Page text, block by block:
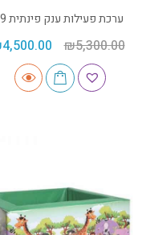
ערכת פעילות ענק פינתית 2079
₪5,300.00
4,500.00